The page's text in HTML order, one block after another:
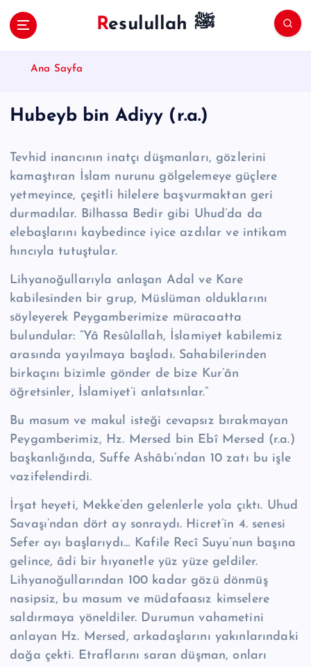
Resulullah ﷺ
Ana Sayfa
Hubeyb bin Adiyy (r.a.)
Tevhid inancının inatçı düşmanları, gözlerini
kamaştıran İslam nurunu gölgele­meye güçlere
yetmeyince, çeşitli hilelere başvurmaktan geri
durmadılar. Bil­hassa Bedir gibi Uhud’da da
elebaşlarını kaybedince iyice azdılar ve intikam
hıncıyla tutuştular.
Lihyanoğullarıyla anlaşan Adal ve Kare
kabilesinden bir grup, Müslüman olduklarını
söyleyerek Peygamberimize müracaatta
bulundular: “Yâ Re­sû­lal­lah, İslamiyet kabilemiz
arasında yayılmaya başladı. Sahabilerinden
birkaçını bizimle gönder de bize Kur’ân
öğretsinler, İslamiyet’i anlatsınlar.”
Bu masum ve makul isteği cevapsız bırakmayan
Peygamberimiz, Hz. Mersed bin Ebî Mersed (r.a.)
başkanlığında, Suffe Ashâbı’ndan 10 zatı bu işle
vazife­lendirdi.
İrşat heyeti, Mekke’den gelenlerle yola çıktı. Uhud
Savaşı’ndan dört ay son­raydı. Hic­ret’in 4. senesi
Sefer ayı başlarıydı… Kafile Recî Suyu’nun başına
gelin­ce, âdi bir hı­yanetle yüz yüze geldiler.
Lihyanoğullarından 100 kadar gözü dön­müş
nasipsiz, bu masum ve müdafaasız kimselere
saldırmaya yöneldiler. Duru­mun vahametini
anlayan Hz. Mersed, arkadaşlarını yakınlarındaki
dağa çekti. Etraflarını saran düşman, onları